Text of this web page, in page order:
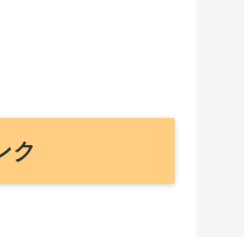
ク